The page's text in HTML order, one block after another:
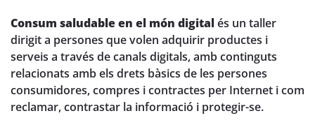
Consum saludable en el món digitalés un taller
dirigit a persones que volen adquirir productes i
serveis a través de canals digitals, amb continguts
relacionats amb els drets bàsics de les persones
consumidores, compres i contractes per Internet i com
reclamar, contrastar la informació i protegir-se.